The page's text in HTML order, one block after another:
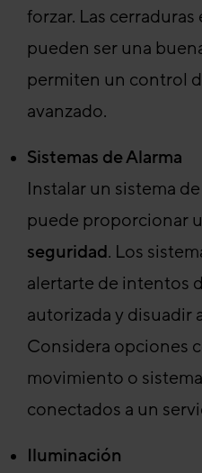
forzar. Las
pueden ser una
permiten un control
avanzado.
Sistemas de Alarma
Instalar un sistema
puede proporcionar
seguridad. Los
alertarte de intentos
autorizada y disuadir
Considera opciones
movimiento o
conectados a un
Iluminación